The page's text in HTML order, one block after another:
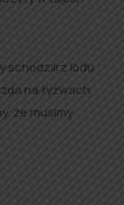
schodzili z lodu
na łyżwach
że musimy